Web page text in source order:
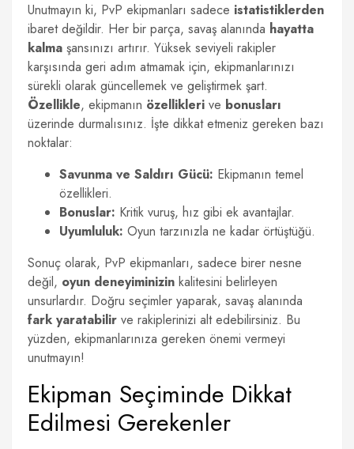
Unutmayın ki, PvP ekipmanları sadece istatistiklerden
ibaret değildir. Her bir parça, savaş alanında hayatta
kalma şansınızı artırır. Yüksek seviyeli rakipler
karşısında geri adım atmamak için, ekipmanlarınızı
sürekli olarak güncellemek ve geliştirmek şart.
Özellikle, ekipmanın özellikleri ve bonusları
üzerinde durmalısınız. İşte dikkat etmeniz gereken bazı
noktalar:
Savunma ve Saldırı Gücü: Ekipmanın temel
özellikleri.
Bonuslar: Kritik vuruş, hız gibi ek avantajlar.
Uyumluluk: Oyun tarzınızla ne kadar örtüştüğü.
Sonuç olarak, PvP ekipmanları, sadece birer nesne
değil, oyun deneyiminizin kalitesini belirleyen
unsurlardır. Doğru seçimler yaparak, savaş alanında
fark yaratabilir ve rakiplerinizi alt edebilirsiniz. Bu
yüzden, ekipmanlarınıza gereken önemi vermeyi
unutmayın!
Ekipman Seçiminde Dikkat
Edilmesi Gerekenler